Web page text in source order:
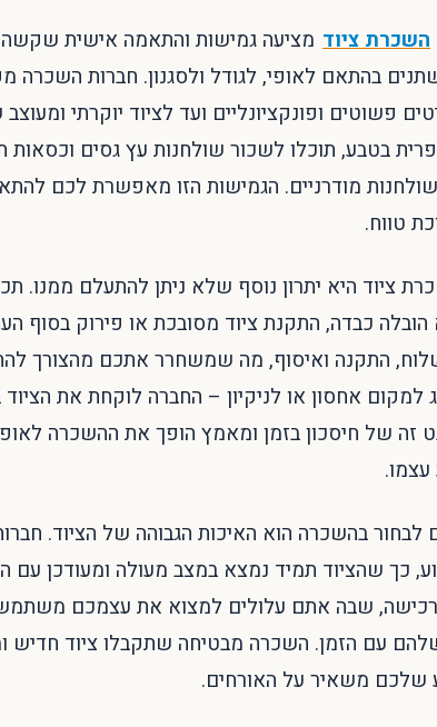
השכרת ציוד מציעה גמישות והתאמה אישית
בהתאם לאופי, לגודל ולסגנון. חברות השכרה
פשוטים ופונקציונליים ועד לציוד יוקרתי
בטבע, תוכלו לשכור שולחנות עץ גסים וכסאות
מודרניים. הגמישות הזו מאפשרת לכם
טווח.
ציוד היא יתרון נוסף שלא ניתן להתעלם ממנו.
כבדה, התקנת ציוד מסובכת או פירוק בסוף
התקנה ואיסוף, מה שמשחרר אתכם מהצורך
למקום אחסון או לניקיון – החברה לוקחת את
זה של חיסכון בזמן ומאמץ הופך את ההשכרה
עצמו.
לבחור בהשכרה הוא האיכות הגבוהה של הציוד.
כך שהציוד תמיד נמצא במצב מעולה ומעודכן עם
שבה אתם עלולים למצוא את עצמכם
שלהם עם הזמן. השכרה מבטיחה שתקבלו ציוד
שלכם משאיר על האורחים.